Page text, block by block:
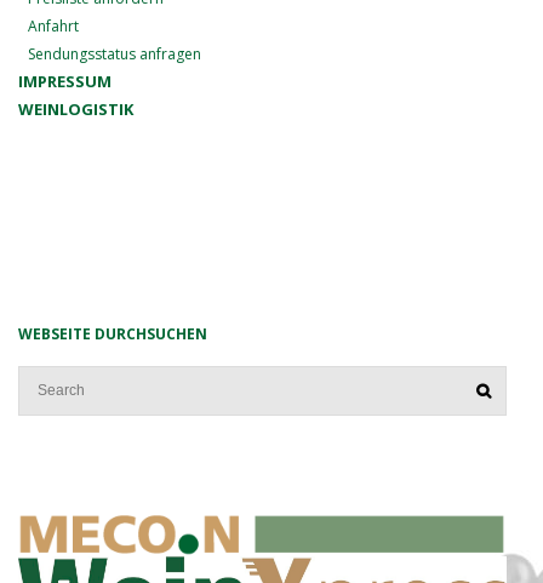
Anfahrt
Sendungsstatus anfragen
IMPRESSUM
WEINLOGISTIK
WEBSEITE DURCHSUCHEN